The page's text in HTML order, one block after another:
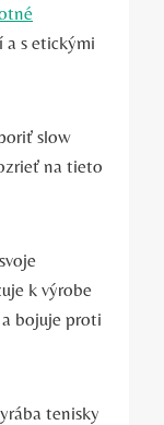
a s etickými
slow
na tieto
k výrobe
bojuje proti
tenisky